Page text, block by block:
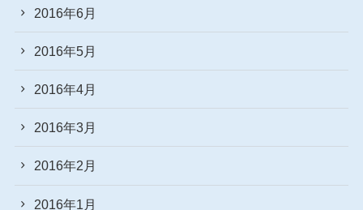
2016年6月
2016年5月
2016年4月
2016年3月
2016年2月
2016年1月